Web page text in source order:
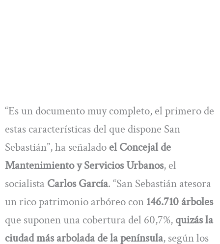
“Es un documento muy completo, el primero de
estas características del que dispone San
Sebastián”, ha señalado el Concejal de
Mantenimiento y Servicios Urbanos, el
socialista Carlos García. “San Sebastián atesora
un rico patrimonio arbóreo con 146.710 árboles
que suponen una cobertura del 60,7%, quizás la
ciudad más arbolada de la península, según los